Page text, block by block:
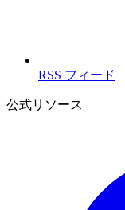
RSS フィード
公式リソース